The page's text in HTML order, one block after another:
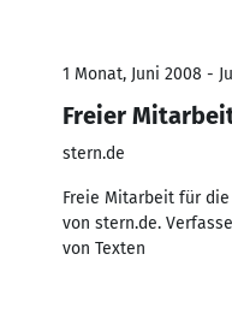
1 Monat, Juni 2008 -
Freier
stern.de
Freie Mitarbeit für
von stern.de.
von Texten